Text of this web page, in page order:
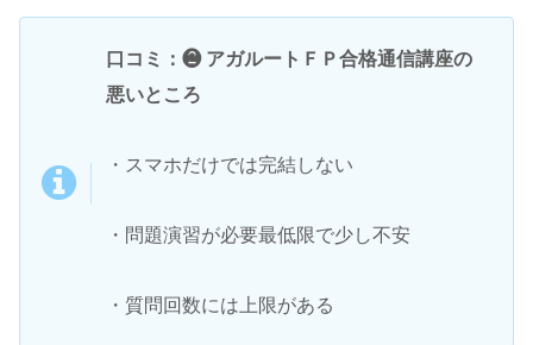
口コミ：❷ アガルートＦＰ合格通信講座の
悪いところ
・スマホだけでは完結しない
・問題演習が必要最低限で少し不安
・質問回数には上限がある